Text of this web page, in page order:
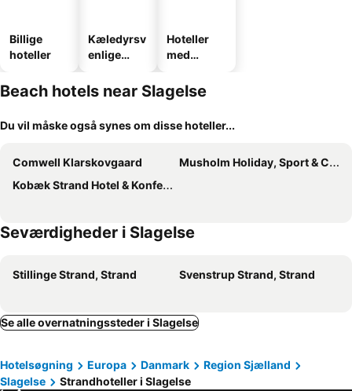
Billige
hoteller
Kæledyrsv
enlige
Hoteller
med
Beach hotels near Slagelse
Du vil måske også synes om disse hoteller...
Comwell Klarskovgaard
Musholm Holiday, Sport & Conference
Kobæk Strand Hotel & Konference
Seværdigheder i Slagelse
Stillinge Strand, Strand Svenstrup Strand, Strand
Se alle overnatningssteder i Slagelse
Hotelsøgning Europa Danmark
Region Sjælland
Slagelse
Strandhoteller i Slagelse